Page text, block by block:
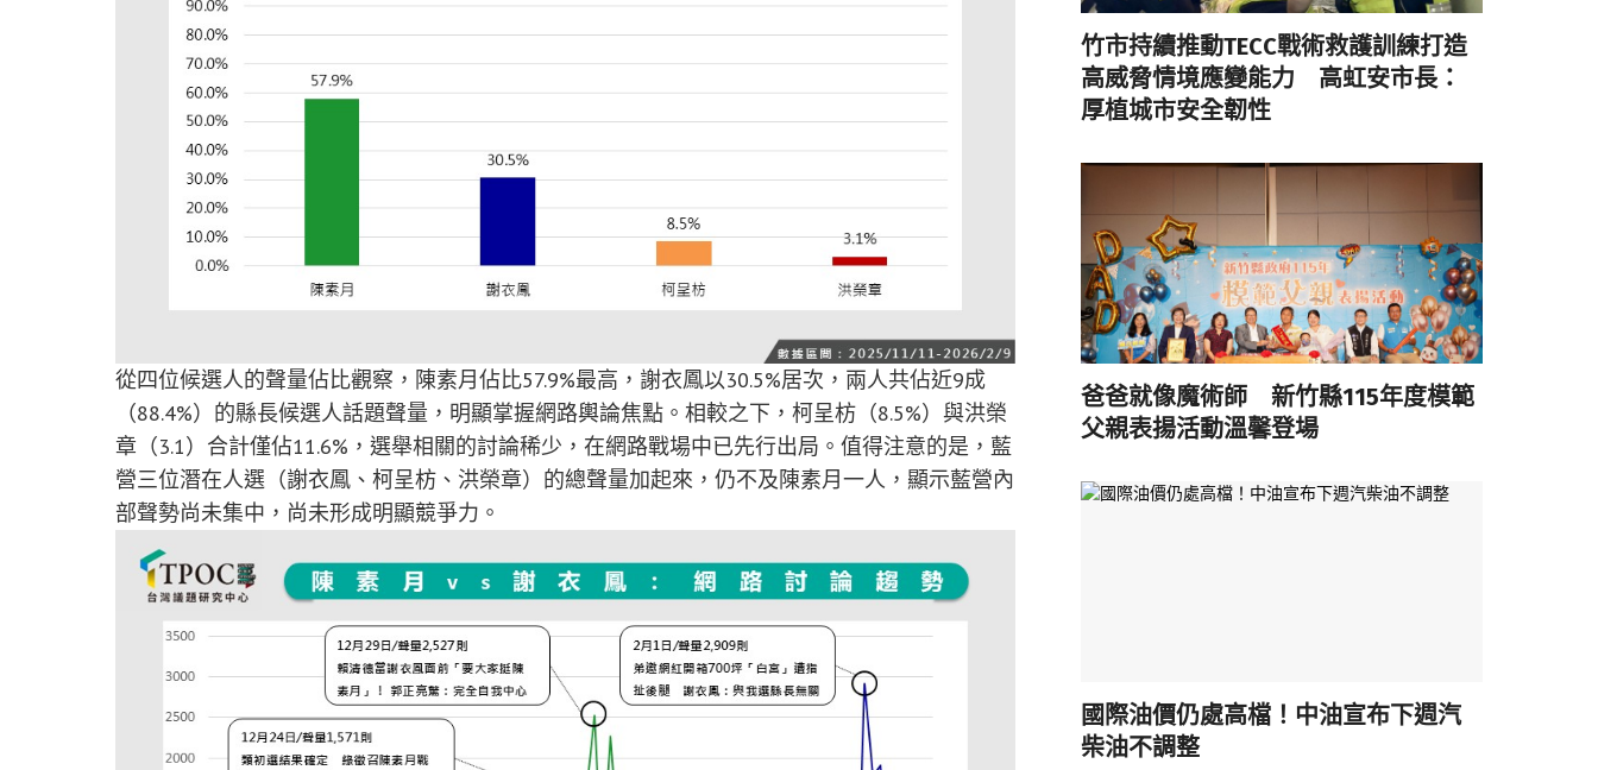
從四位候選人的聲量佔比觀察，陳素月佔比57.9%最高，謝衣鳳以30.5%居次，兩人共佔近9成
（88.4%）的縣長候選人話題聲量，明顯掌握網路輿論焦點。相較之下，柯呈枋（8.5%）與洪榮
章（3.1）合計僅佔11.6%，選舉相關的討論稀少，在網路戰場中已先行出局。值得注意的是，藍
營三位潛在人選（謝衣鳳、柯呈枋、洪榮章）的總聲量加起來，仍不及陳素月一人，顯示藍營內
部聲勢尚未集中，尚未形成明顯競爭力。
竹市持續推動TECC戰術救護訓練打造
高威脅情境應變能力 高虹安市長：
厚植城市安全韌性
爸爸就像魔術師 新竹縣115年度模範
父親表揚活動溫馨登場
國際油價仍處高檔！中油宣布下週汽
柴油不調整